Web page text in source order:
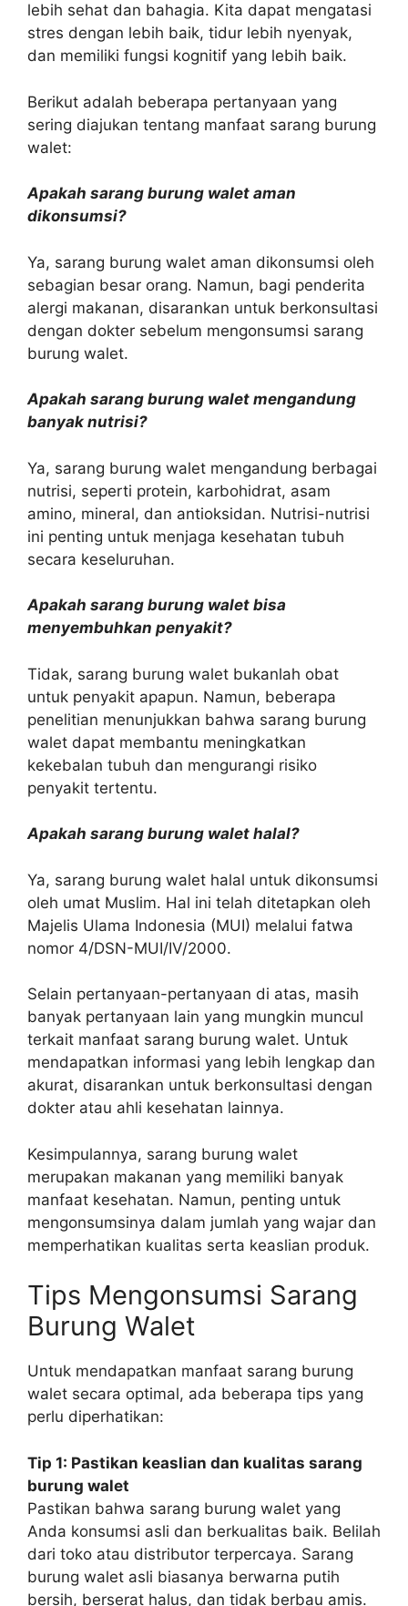
lebih sehat dan bahagia. Kita dapat mengatasi
stres dengan lebih baik, tidur lebih nyenyak,
dan memiliki fungsi kognitif yang lebih baik.
Berikut adalah beberapa pertanyaan yang
sering diajukan tentang manfaat sarang burung
walet:
Apakah sarang burung walet aman
dikonsumsi?
Ya, sarang burung walet aman dikonsumsi oleh
sebagian besar orang. Namun, bagi penderita
alergi makanan, disarankan untuk berkonsultasi
dengan dokter sebelum mengonsumsi sarang
burung walet.
Apakah sarang burung walet mengandung
banyak nutrisi?
Ya, sarang burung walet mengandung berbagai
nutrisi, seperti protein, karbohidrat, asam
amino, mineral, dan antioksidan. Nutrisi-nutrisi
ini penting untuk menjaga kesehatan tubuh
secara keseluruhan.
Apakah sarang burung walet bisa
menyembuhkan penyakit?
Tidak, sarang burung walet bukanlah obat
untuk penyakit apapun. Namun, beberapa
penelitian menunjukkan bahwa sarang burung
walet dapat membantu meningkatkan
kekebalan tubuh dan mengurangi risiko
penyakit tertentu.
Apakah sarang burung walet halal?
Ya, sarang burung walet halal untuk dikonsumsi
oleh umat Muslim. Hal ini telah ditetapkan oleh
Majelis Ulama Indonesia (MUI) melalui fatwa
nomor 4/DSN-MUI/IV/2000.
Selain pertanyaan-pertanyaan di atas, masih
banyak pertanyaan lain yang mungkin muncul
terkait manfaat sarang burung walet. Untuk
mendapatkan informasi yang lebih lengkap dan
akurat, disarankan untuk berkonsultasi dengan
dokter atau ahli kesehatan lainnya.
Kesimpulannya, sarang burung walet
merupakan makanan yang memiliki banyak
manfaat kesehatan. Namun, penting untuk
mengonsumsinya dalam jumlah yang wajar dan
memperhatikan kualitas serta keaslian produk.
Tips Mengonsumsi Sarang
Burung Walet
Untuk mendapatkan manfaat sarang burung
walet secara optimal, ada beberapa tips yang
perlu diperhatikan:
Tip 1: Pastikan keaslian dan kualitas sarang
burung walet
Pastikan bahwa sarang burung walet yang
Anda konsumsi asli dan berkualitas baik. Belilah
dari toko atau distributor terpercaya. Sarang
burung walet asli biasanya berwarna putih
bersih, berserat halus, dan tidak berbau amis.